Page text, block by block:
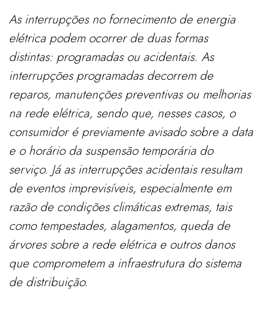
As interrupções no fornecimento de energia
elétrica podem ocorrer de duas formas
distintas: programadas ou acidentais. As
interrupções programadas decorrem de
reparos, manutenções preventivas ou melhorias
na rede elétrica, sendo que, nesses casos, o
consumidor é previamente avisado sobre a data
e o horário da suspensão temporária do
serviço. Já as interrupções acidentais resultam
de eventos imprevisíveis, especialmente em
razão de condições climáticas extremas, tais
como tempestades, alagamentos, queda de
árvores sobre a rede elétrica e outros danos
que comprometem a infraestrutura do sistema
de distribuição.